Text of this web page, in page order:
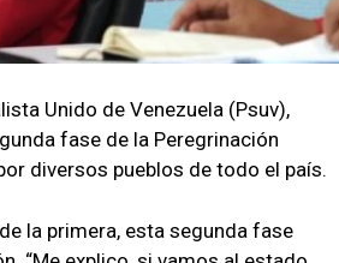
Unido de Venezuela (Psuv),
fase de la Peregrinación
diversos pueblos de todo el país.
la primera, esta segunda fase